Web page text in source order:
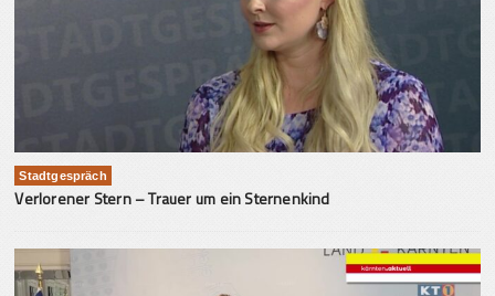
Stadtgespräch
Verlorener Stern – Trauer um ein Sternenkind